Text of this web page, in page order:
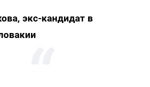
экс-кандидат в